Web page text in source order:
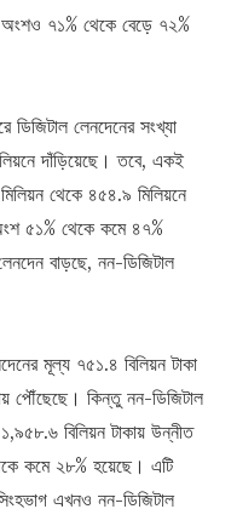
অংশও ৭১% থেকে বেড়ে ৭২%
ডিজিটাল লেনদেনের সংখ্যা
দাঁড়িয়েছে। তবে, একই
থেকে ৪৫৪.৯ মিলিয়নে
৫১% থেকে কমে ৪৭%
বাড়ছে, নন-ডিজিটাল
মূল্য ৭৫১.৪ বিলিয়ন টাকা
পৌঁছেছে। কিন্তু নন-ডিজিটাল
বিলিয়ন টাকায় উন্নীত
কমে ২৮% হয়েছে। এটি
এখনও নন-ডিজিটাল